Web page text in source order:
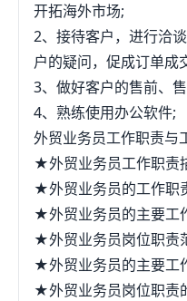
开拓海外市场;
2、接待客户，进行洽
户的疑问，促成订单成
3、做好客户的售前、
4、熟练使用办公软件;
外贸业务员工作职责与
★外贸业务员工作职责
★外贸业务员的工作职
★外贸业务员的主要工
★外贸业务员岗位职责
★外贸业务员的主要工
★外贸业务员岗位职责